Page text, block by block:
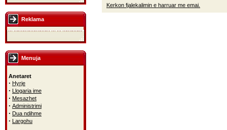
Reklama
Menuja
Anetaret
· Hyrje
· Llogaria ime
· Mesazhet
· Administrimi
· Dua ndihme
· Largohu
Kerkon fjalekalimin e harruar me emai.